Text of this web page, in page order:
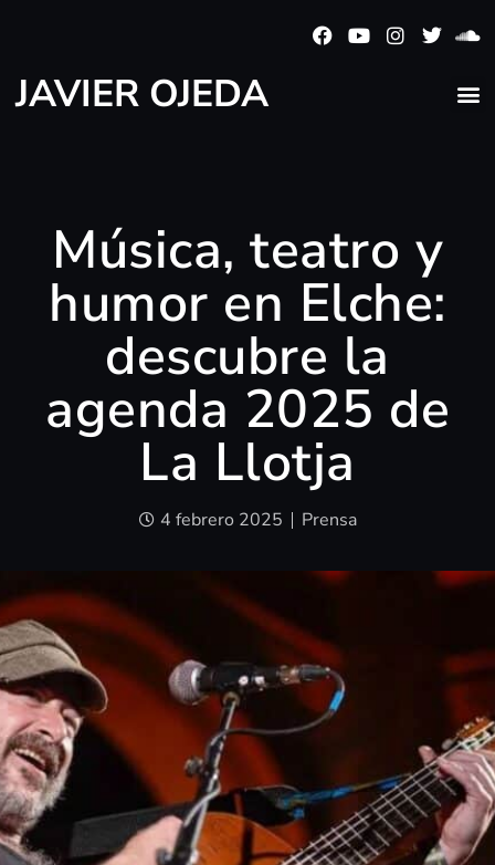
JAVIER OJEDA
Música, teatro y
humor en Elche:
descubre la
agenda 2025 de
La Llotja
4 febrero 2025 Prensa